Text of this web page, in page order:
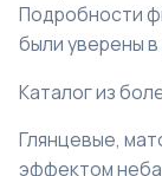
Подробности
были уверены
Каталог из
Глянцевые,
эффектом